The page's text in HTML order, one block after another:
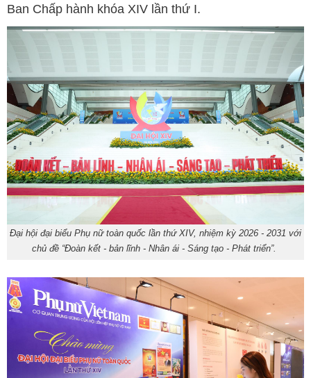
Ban Chấp hành khóa XIV lần thứ I.
Đại hội đại biểu Phụ nữ toàn quốc lần thứ XIV, nhiệm kỳ 2026 - 2031 với
chủ đề “Đoàn kết - bản lĩnh - Nhân ái - Sáng tạo - Phát triển”.